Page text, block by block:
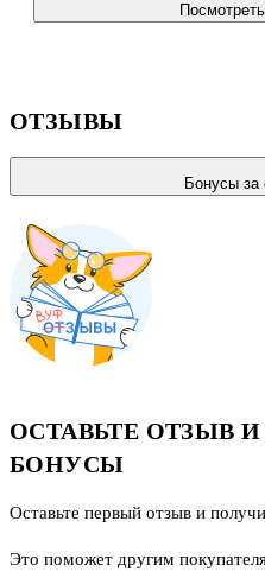
ОТЗЫВЫ
Бонусы за
ОСТАВЬТЕ ОТЗЫВ
БОНУСЫ
Оставьте первый отзыв и
Это поможет другим